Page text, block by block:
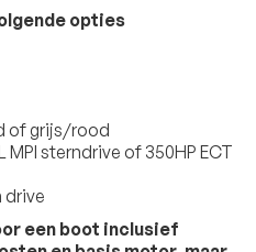
opties
of grijs/rood
MPI sterndrive of 350HP ECT
drive
een boot inclusief